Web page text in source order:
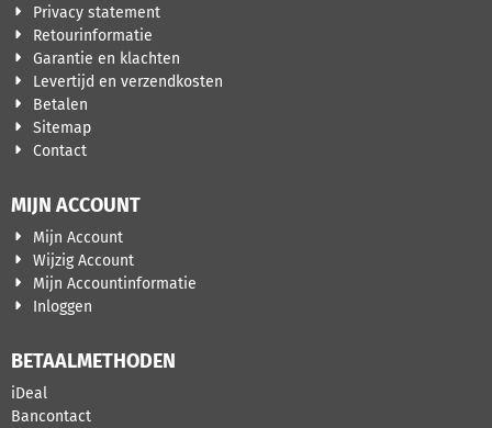
Privacy statement
Retourinformatie
Garantie en klachten
Levertijd en verzendkosten
Betalen
Sitemap
Contact
MIJN ACCOUNT
Mijn Account
Wijzig Account
Mijn Accountinformatie
Inloggen
BETAALMETHODEN
iDeal
Bancontact